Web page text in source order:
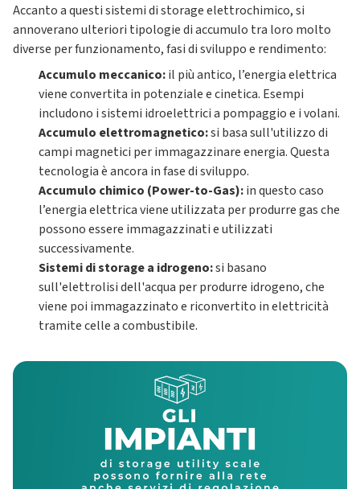
Accanto a questi sistemi di storage elettrochimico, si
annoverano ulteriori tipologie di accumulo tra loro molto
diverse per funzionamento, fasi di sviluppo e rendimento:
Accumulo meccanico:il più antico, l’energia elettrica
viene convertita in potenziale e cinetica. Esempi
includono i sistemi idroelettrici a pompaggio e i volani.
Accumulo elettromagnetico:si basa sull'utilizzo di
campi magnetici per immagazzinare energia. Questa
tecnologia è ancora in fase di sviluppo.
Accumulo chimico (Power-to-Gas):in questo caso
l’energia elettrica viene utilizzata per produrre gas che
possono essere immagazzinati e utilizzati
successivamente.
Sistemi di storage a idrogeno:si basano
sull'elettrolisi dell'acqua per produrre idrogeno, che
viene poi immagazzinato e riconvertito in elettricità
tramite celle a combustibile.